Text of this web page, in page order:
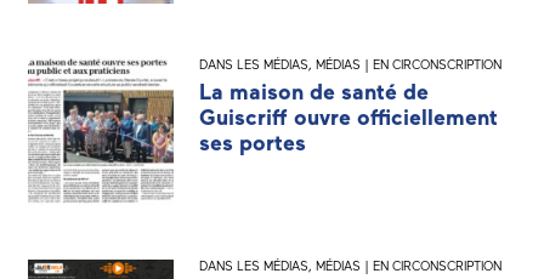
DANS LES MÉDIAS, MÉDIAS | EN CIRCONSCRIPTION
La maison de santé de
Guiscriff ouvre officiellement
ses portes
DANS LES MÉDIAS, MÉDIAS | EN CIRCONSCRIPTION